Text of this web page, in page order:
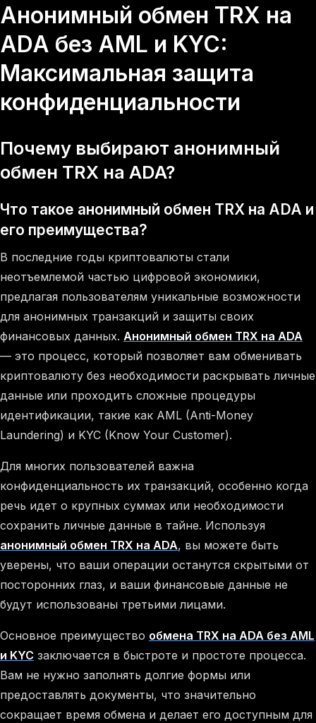
Анонимный обмен TRX на
ADA без AML и KYC:
Максимальная защита
конфиденциальности
Почему выбирают анонимный
обмен TRX на ADA?
Что такое анонимный обмен TRX на ADA и
его преимущества?
В последние годы криптовалюты стали
неотъемлемой частью цифровой экономики,
предлагая пользователям уникальные возможности
для анонимных транзакций и защиты своих
финансовых данных. Анонимный обмен TRX на ADA
— это процесс, который позволяет вам обменивать
криптовалюту без необходимости раскрывать личные
данные или проходить сложные процедуры
идентификации, такие как AML (Anti-Money
Laundering) и KYC (Know Your Customer).
Для многих пользователей важна
конфиденциальность их транзакций, особенно когда
речь идет о крупных суммах или необходимости
сохранить личные данные в тайне. Используя
анонимный обмен TRX на ADA, вы можете быть
уверены, что ваши операции останутся скрытыми от
посторонних глаз, и ваши финансовые данные не
будут использованы третьими лицами.
Основное преимущество обмена TRX на ADA без AML
и KYC заключается в быстроте и простоте процесса.
Вам не нужно заполнять долгие формы или
предоставлять документы, что значительно
сокращает время обмена и делает его доступным для